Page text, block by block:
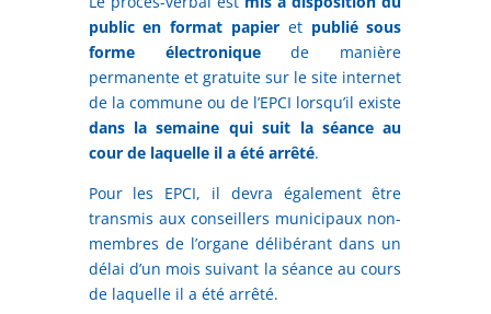
public en format papieret publié sous
forme électroniquede manière
permanente et gratuite sur le site internet
de la commune ou de l’EPCI lorsqu’il existe
dans la semaine qui suit la séance au
cour de laquelle il a été arrêté.
Pour les EPCI, il devra également être
transmis aux conseillers municipaux non-
membres de l’organe délibérant dans un
délai d’un mois suivant la séance au cours
de laquelle il a été arrêté.